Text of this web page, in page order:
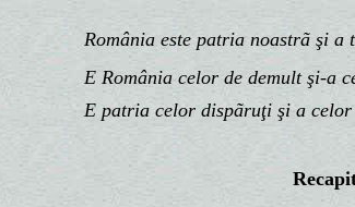
România este patria noastrã şi a
E România celor de demult şi-a
E patria celor dispãruţi şi a celor